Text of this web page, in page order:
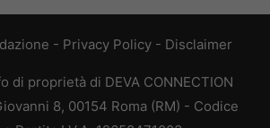
- Privacy Policy - Disclaimer
di proprietà di DEVA CONNECTION
8, 00154 Roma (RM) - Codice